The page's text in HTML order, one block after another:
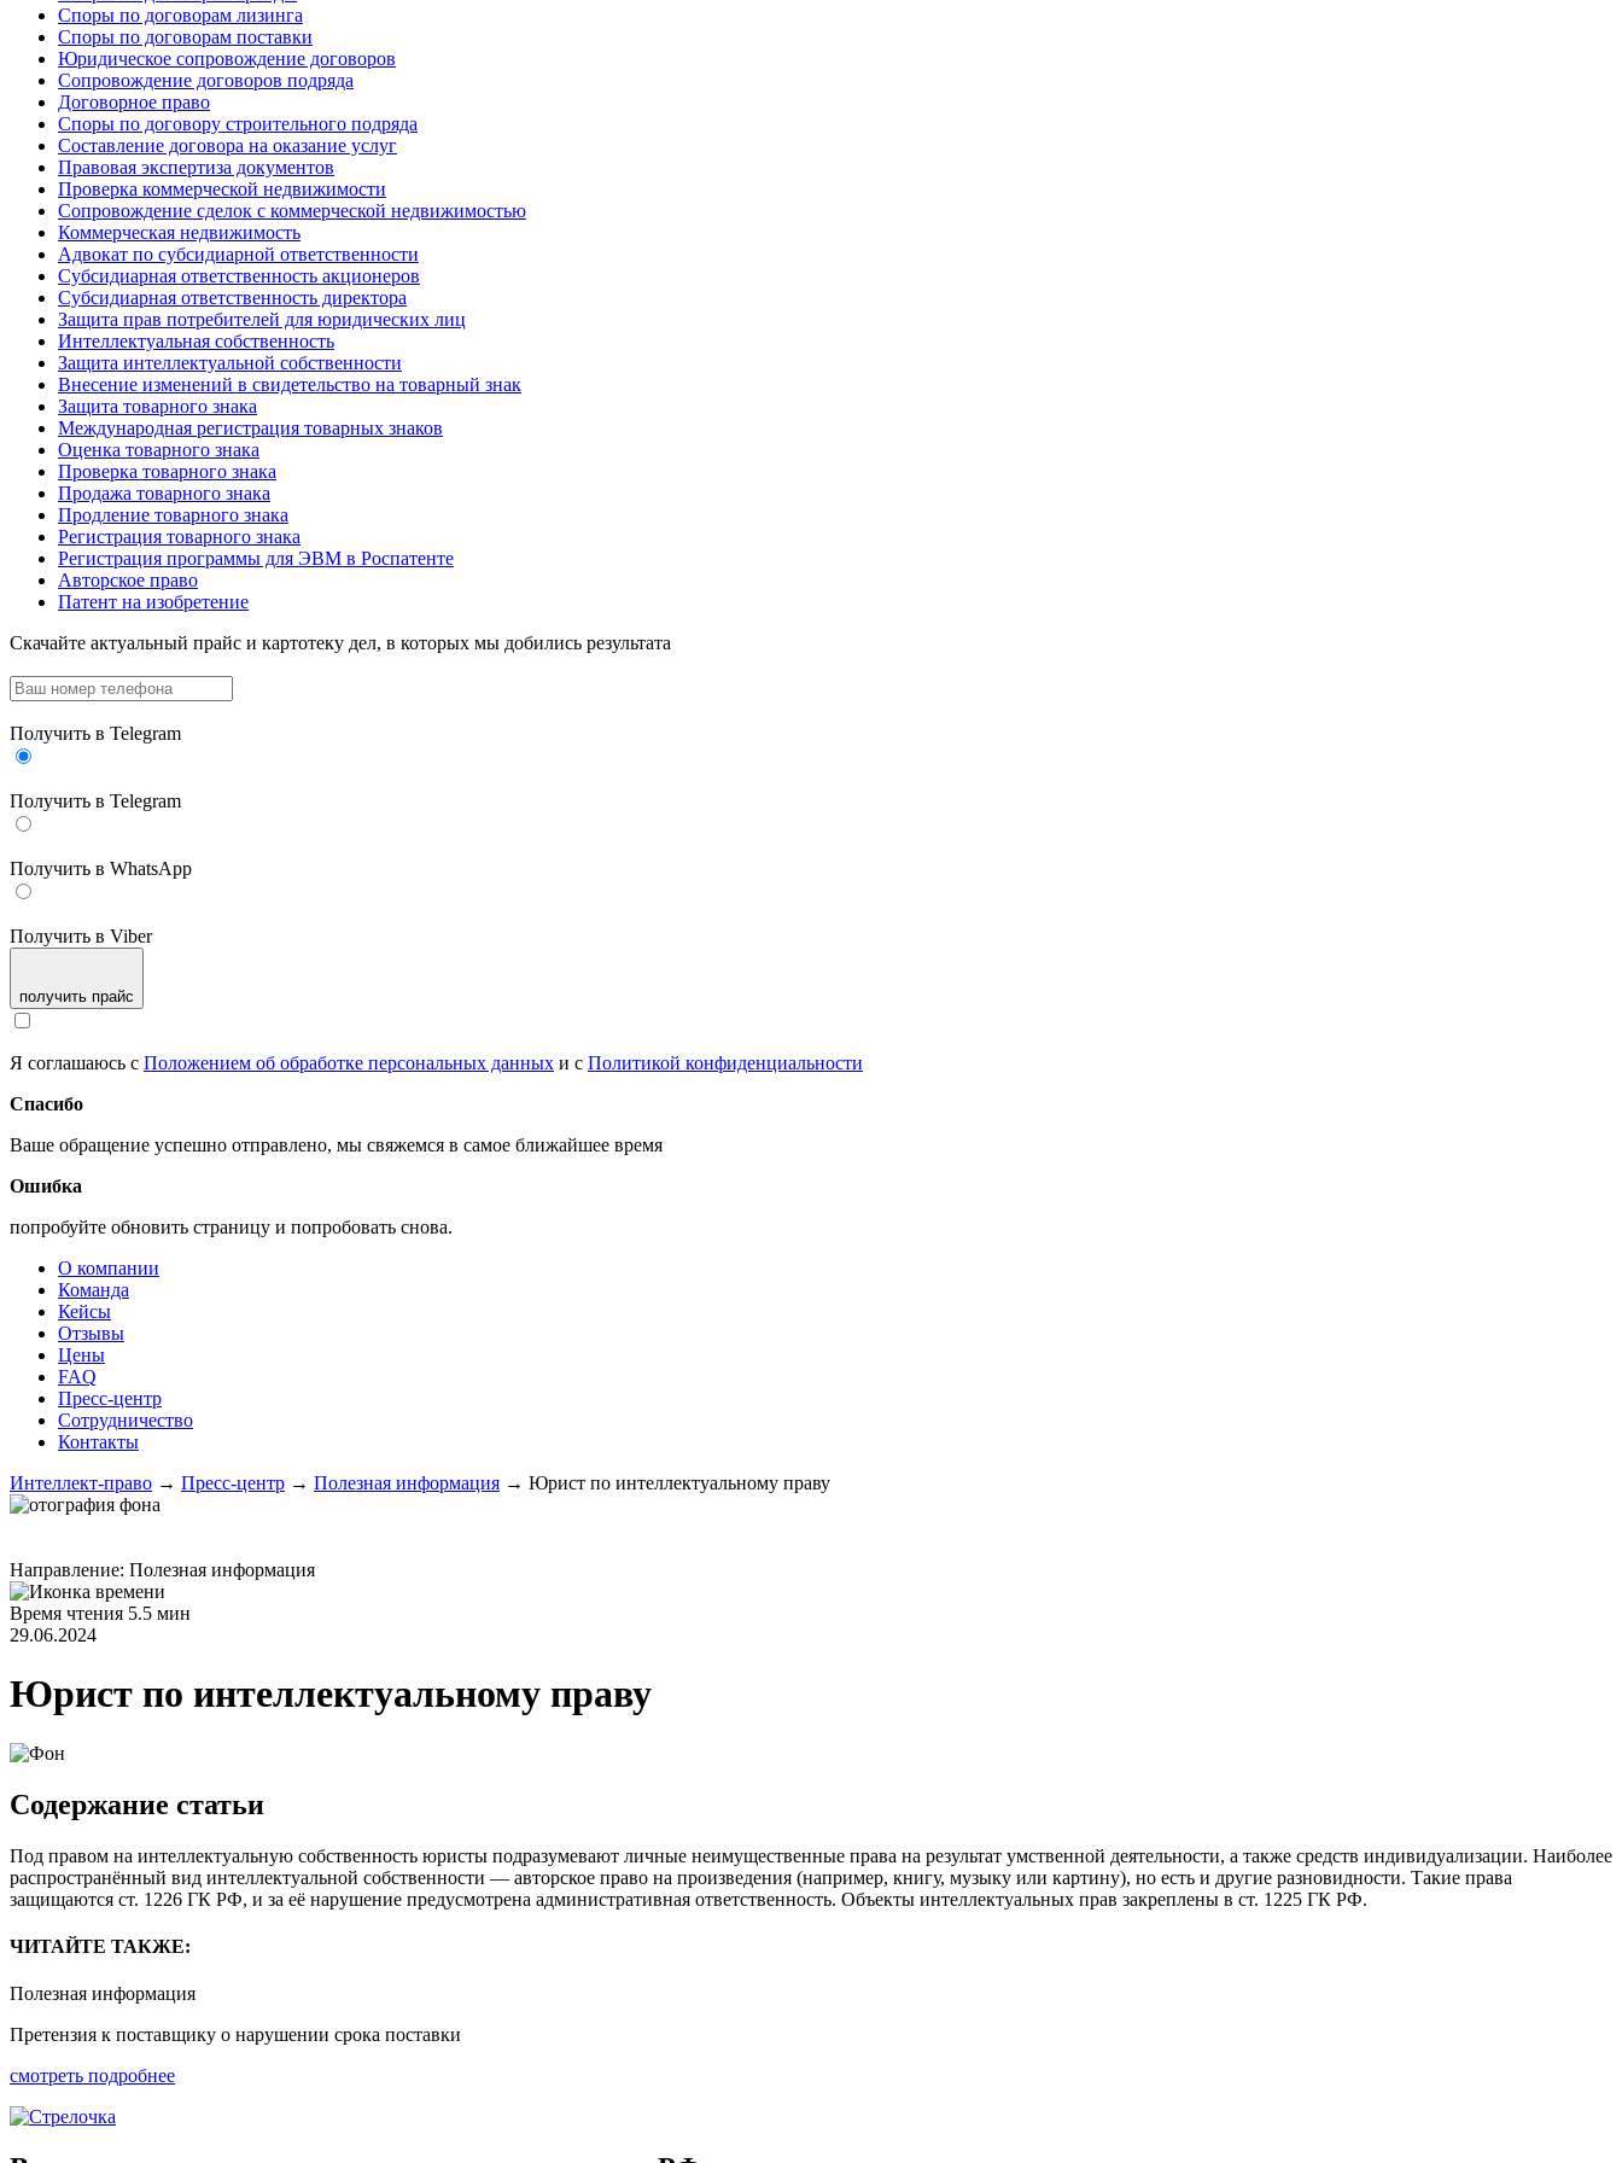
Споры по договорам лизинга
Споры по договорам поставки
Юридическое сопровождение договоров
Сопровождение договоров подряда
Договорное право
Споры по договору строительного подряда
Составление договора на оказание услуг
Правовая экспертиза документов
Проверка коммерческой недвижимости
Сопровождение сделок с коммерческой недвижимостью
Коммерческая недвижимость
Адвокат по субсидиарной ответственности
Субсидиарная ответственность акционеров
Субсидиарная ответственность директора
Защита прав потребителей для юридических лиц
Интеллектуальная собственность
Защита интеллектуальной собственности
Внесение изменений в свидетельство на товарный знак
Защита товарного знака
Международная регистрация товарных знаков
Оценка товарного знака
Проверка товарного знака
Продажа товарного знака
Продление товарного знака
Регистрация товарного знака
Регистрация программы для ЭВМ в Роспатенте
Авторское право
Патент на изобретение
Скачайте актуальный прайс и картотеку дел, в которых мы добились результата
Получить в Telegram
Получить в Telegram
Получить в WhatsApp
Получить в Viber
получить прайс
Я соглашаюсь с Положением об обработке персональных данных и с Политикой конфиденциальности
Спасибо
Ваше обращение успешно отправлено, мы свяжемся в самое ближайшее время
Ошибка
попробуйте обновить страницу и попробовать снова.
О компании
Команда
Кейсы
Отзывы
Цены
FAQ
Пресс-центр
Сотрудничество
Контакты
Интеллект-право → Пресс-центр → Полезная информация → Юрист по интеллектуальному праву
Направление: Полезная информация
Время чтения 5.5 мин
29.06.2024
Юрист по интеллектуальному праву
Содержание статьи
Под правом на интеллектуальную собственность юристы подразумевают личные неимущественные права на результат умственной деятельности, а также средств индивидуализации. Наиболее
распространённый вид интеллектуальной собственности — авторское право на произведения (например, книгу, музыку или картину), но есть и другие разновидности. Такие права
защищаются ст. 1226 ГК РФ, и за её нарушение предусмотрена административная ответственность. Объекты интеллектуальных прав закреплены в ст. 1225 ГК РФ.
ЧИТАЙТЕ ТАКЖЕ:
Полезная информация
Претензия к поставщику о нарушении срока поставки
смотреть подробнее